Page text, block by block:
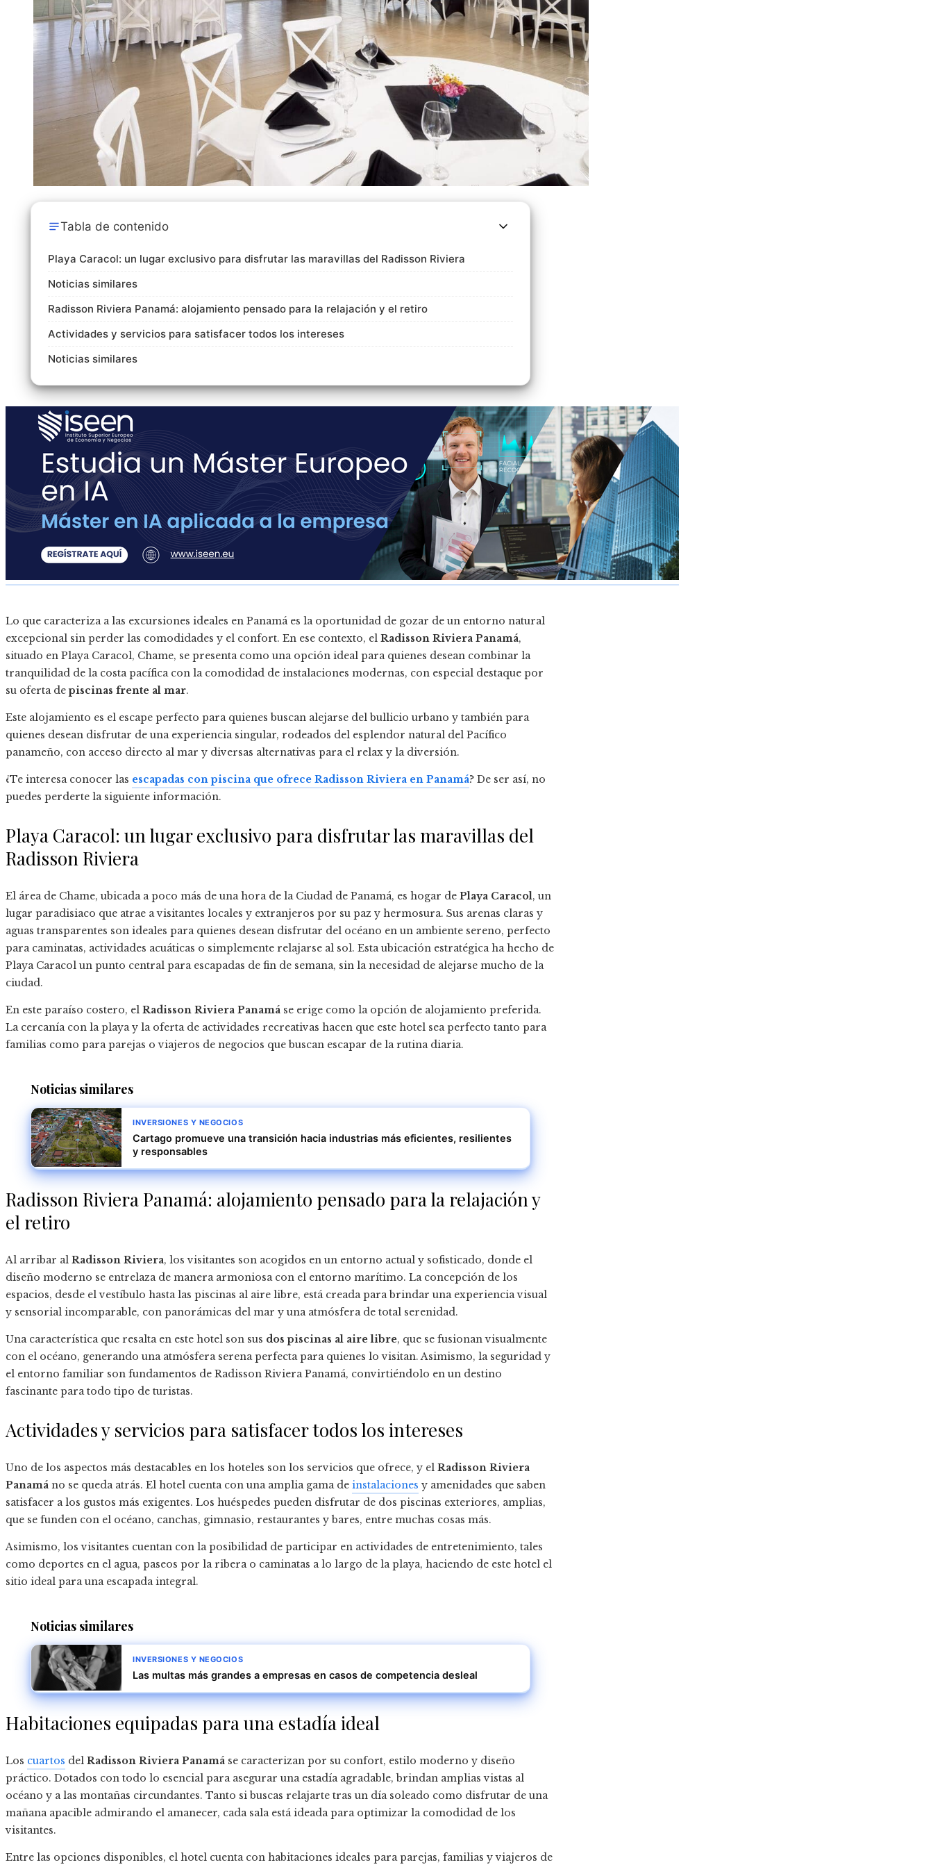
Tabla de contenido
Playa Caracol: un lugar exclusivo para disfrutar las maravillas del Radisson Riviera
Noticias similares
Radisson Riviera Panamá: alojamiento pensado para la relajación y el retiro
Actividades y servicios para satisfacer todos los intereses
Noticias similares
Lo que caracteriza a las excursiones ideales en Panamá es la oportunidad de gozar de un entorno natural
excepcional sin perder las comodidades y el confort. En ese contexto, el Radisson Riviera Panamá,
situado en Playa Caracol, Chame, se presenta como una opción ideal para quienes desean combinar la
tranquilidad de la costa pacífica con la comodidad de instalaciones modernas, con especial destaque por
su oferta depiscinas frente al mar.
Este alojamiento es el escape perfecto para quienes buscan alejarse del bullicio urbano y también para
quienes desean disfrutar de una experiencia singular, rodeados del esplendor natural del Pacífico
panameño, con acceso directo al mar y diversas alternativas para el relax y la diversión.
¿Te interesa conocer las escapadas con piscina que ofrece Radisson Riviera en Panamá? De ser así, no
puedes perderte la siguiente información.
Playa Caracol: un lugar exclusivo para disfrutar las maravillas del
Radisson Riviera
El área de Chame, ubicada a poco más de una hora de la Ciudad de Panamá, es hogar de Playa Caracol, un
lugar paradisiaco que atrae a visitantes locales y extranjeros por su paz y hermosura. Sus arenas claras y
aguas transparentes son ideales para quienes desean disfrutar del océano en un ambiente sereno, perfecto
para caminatas, actividades acuáticas o simplemente relajarse al sol. Esta ubicación estratégica ha hecho de
Playa Caracol un punto central para escapadas de fin de semana, sin la necesidad de alejarse mucho de la
ciudad.
En este paraíso costero, el Radisson Riviera Panamá se erige como la opción de alojamiento preferida.
La cercanía con la playa y la oferta de actividades recreativas hacen que este hotel sea perfecto tanto para
familias como para parejas o viajeros de negocios que buscan escapar de la rutina diaria.
Noticias similares
INVERSIONES Y NEGOCIOS
Cartago promueve una transición hacia industrias más eficientes, resilientes
y responsables
Radisson Riviera Panamá: alojamiento pensado para la relajación y
el retiro
Al arribar al Radisson Riviera, los visitantes son acogidos en un entorno actual y sofisticado, donde el
diseño moderno se entrelaza de manera armoniosa con el entorno marítimo. La concepción de los
espacios, desde el vestíbulo hasta las piscinas al aire libre, está creada para brindar una experiencia visual
y sensorial incomparable, con panorámicas del mar y una atmósfera de total serenidad.
Una característica que resalta en este hotel son sus dos piscinas al aire libre, que se fusionan visualmente
con el océano, generando una atmósfera serena perfecta para quienes lo visitan. Asimismo, la seguridad y
el entorno familiar son fundamentos de Radisson Riviera Panamá, convirtiéndolo en un destino
fascinante para todo tipo de turistas.
Actividades y servicios para satisfacer todos los intereses
Uno de los aspectos más destacables en los hoteles son los servicios que ofrece, y el Radisson Riviera
Panamá no se queda atrás. El hotel cuenta con una amplia gama de instalaciones y amenidades que saben
satisfacer a los gustos más exigentes. Los huéspedes pueden disfrutar de dos piscinas exteriores, amplias,
que se funden con el océano, canchas, gimnasio, restaurantes y bares, entre muchas cosas más.
Asimismo, los visitantes cuentan con la posibilidad de participar en actividades de entretenimiento, tales
como deportes en el agua, paseos por la ribera o caminatas a lo largo de la playa, haciendo de este hotel el
sitio ideal para una escapada integral.
Noticias similares
INVERSIONES Y NEGOCIOS
Las multas más grandes a empresas en casos de competencia desleal
Habitaciones equipadas para una estadía ideal
Los cuartos del Radisson Riviera Panamá se caracterizan por su confort, estilo moderno y diseño
práctico. Dotados con todo lo esencial para asegurar una estadía agradable, brindan amplias vistas al
océano y a las montañas circundantes. Tanto si buscas relajarte tras un día soleado como disfrutar de una
mañana apacible admirando el amanecer, cada sala está ideada para optimizar la comodidad de los
visitantes.
Entre las opciones disponibles, el hotel cuenta con habitaciones ideales para parejas, familias y viajeros de